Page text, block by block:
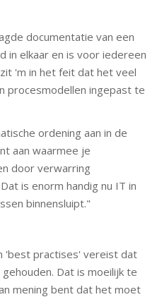
documentatie van een
in elkaar en is voor iedereen
'm in het feit dat het veel
procesmodellen ingepast te
ordening aan in de
aan waarmee je
door verwarring
is enorm handig nu IT in
binnensluipt."
'best practises' vereist dat
Dat is moeilijk te
mening bent dat het moet